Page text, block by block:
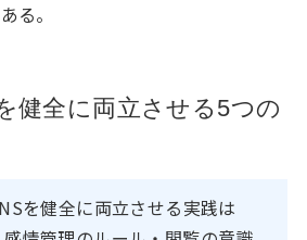
る。
健全に両立させる5つの
を健全に両立させる実践は